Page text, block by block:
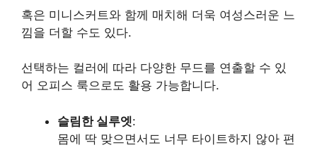
혹은 미니스커트와 함께 매치해 더욱 여성스러운 느
낌을 더할 수도 있다.
선택하는 컬러에 따라 다양한 무드를 연출할 수 있
어 오피스 룩으로도 활용 가능합니다.
슬림한 실루엣:
몸에 딱 맞으면서도 너무 타이트하지 않아 편